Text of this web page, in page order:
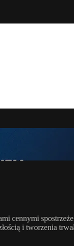
cennymi
i tworzenia